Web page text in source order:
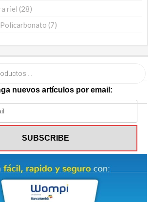
riel 2828
77
nuevos artículos por email: